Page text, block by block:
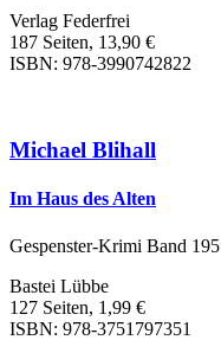
Verlag Federfrei
187 Seiten, 13,90 €
ISBN: 978-3990742822
Michael Blihall
Im Haus des Alten
Gespenster-Krimi Band 195
Bastei Lübbe
127 Seiten, 1,99 €
ISBN: 978-3751797351